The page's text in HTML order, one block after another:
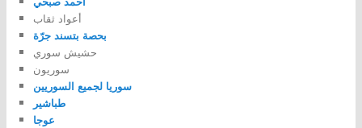
أعواد ثقاب
بحصة بتسند جرّة
حشيش سوري
سوريون
سوريا لجميع السوريين
طباشير
عوجا